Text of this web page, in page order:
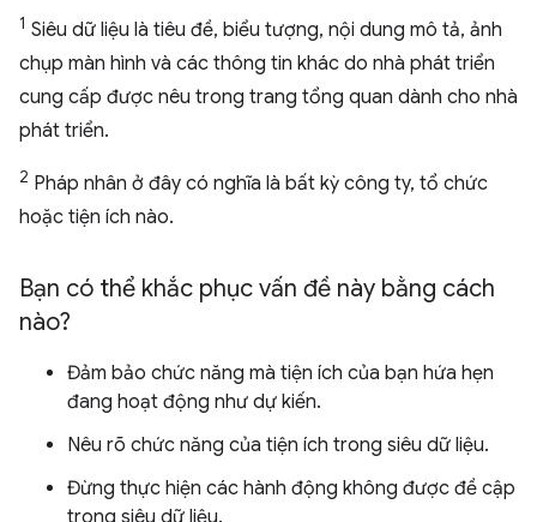
1 Siêu dữ liệu là tiêu đề, biểu tượng, nội dung mô tả, ảnh
chụp màn hình và các thông tin khác do nhà phát triển
cung cấp được nêu trong trang tổng quan dành cho nhà
phát triển.
2 Pháp nhân ở đây có nghĩa là bất kỳ công ty, tổ chức
hoặc tiện ích nào.
Bạn có thể khắc phục vấn đề này bằng cách
nào?
Đảm bảo chức năng mà tiện ích của bạn hứa hẹn
đang hoạt động như dự kiến.
Nêu rõ chức năng của tiện ích trong siêu dữ liệu.
Đừng thực hiện các hành động không được đề cập
trong siêu dữ liệu.